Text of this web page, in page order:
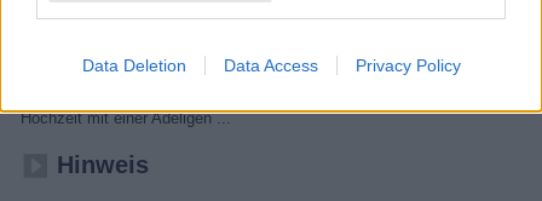
Data Deletion Data Access Privacy Policy
Felix sich mit dem Titelhändler Dr. Guntbert Immerschön von Wiesel zu
Hochzeit mit einer Adeligen ...
Hinweis